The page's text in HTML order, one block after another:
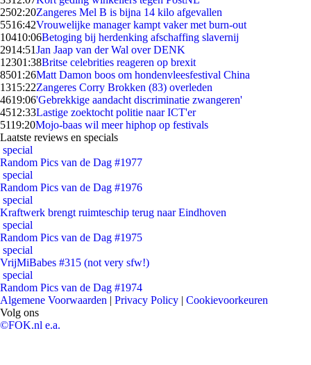
2502:20Zangeres Mel B is bijna 14 kilo afgevallen
5516:42Vrouwelijke manager kampt vaker met burn-out
10410:06Betoging bij herdenking afschaffing slavernij
2914:51Jan Jaap van der Wal over DENK
12301:38Britse celebrities reageren op brexit
8501:26Matt Damon boos om hondenvleesfestival China
1315:22Zangeres Corry Brokken (83) overleden
4619:06'Gebrekkige aandacht discriminatie zwangeren'
4512:33Lastige zoektocht politie naar ICT'er
5119:20Mojo-baas wil meer hiphop op festivals
Laatste reviews en specials
special
Random Pics van de Dag #1977
special
Random Pics van de Dag #1976
special
Kraftwerk brengt ruimteschip terug naar Eindhoven
special
Random Pics van de Dag #1975
special
VrijMiBabes #315 (not very sfw!)
special
Random Pics van de Dag #1974
Algemene Voorwaarden | Privacy Policy | Cookievoorkeuren
Volg ons
©FOK.nl e.a.